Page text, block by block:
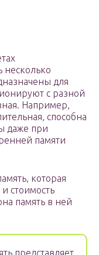
несколько
для
с разной
Например,
способна
даже при
памяти
которая
стоимость
память в ней
представляет